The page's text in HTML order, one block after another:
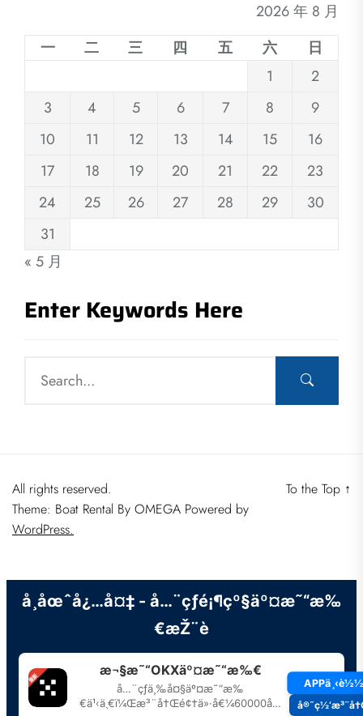
2026 年 8 月
一
二 三 四 五 六
日
1
2
3
4 5 6 7 8
9
10
11 12 13 14 15
16
17
18 19 20 21 22
23
24
25 26 27 28 29
30
31
« 5 月
Enter Keywords Here
All rights reserved.
Theme: Boat Rental By OMEGA Powered by
WordPress.
To the Top ↑